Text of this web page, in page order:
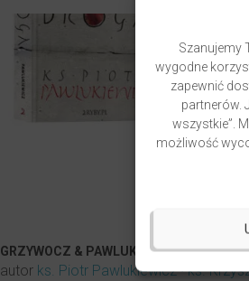
Szanujemy
wygodne
zapewnić
partnerów.
wszystkie”.
możliwość
GRZYWOCZ & PAWLUKIEWICZ | DROGA
autor ks. Piotr Pawlukiewicz ks.